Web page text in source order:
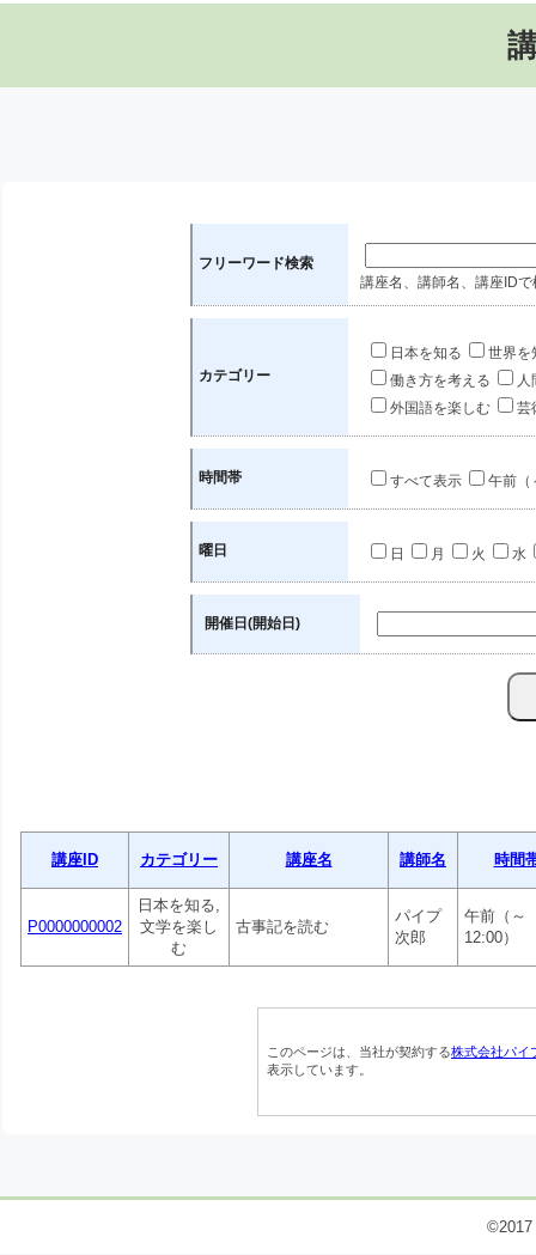
フリーワード検索
講座名、講師名、講座IDで
カテゴリー
日本を知る
世界を
働き方を考える
人
外国語を楽しむ
芸
時間帯 すべて表示 午前（
曜日 日 月 火 水
開催日(開始日)
講座ID カテゴリー 講座名 講師名 時間
P0000000002
日本を知る,
文学を楽し
む
古事記を読む
パイプ
次郎
午前（～
12:00）
このページは、当社が契約する株式会社パイ
表示しています。
©2017